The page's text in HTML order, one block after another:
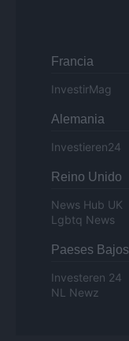
Francia
InvestirMag
Alemania
Investieren24
Reino Unido
News Hub UK
Lgbtq News
Paeses Bajos
Investeren 24
NL Newz